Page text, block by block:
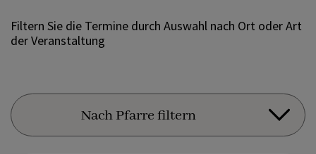
SAKRAMENTE
GOTTESDIENST GESTALTEN
Filtern Sie die Termine durch Auswahl nach Ort oder Art
der Veranstaltung
Nach Pfarre filtern